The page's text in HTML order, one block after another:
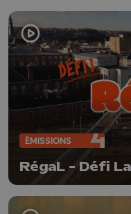
ÉMISSIONS
RégaL - Défi